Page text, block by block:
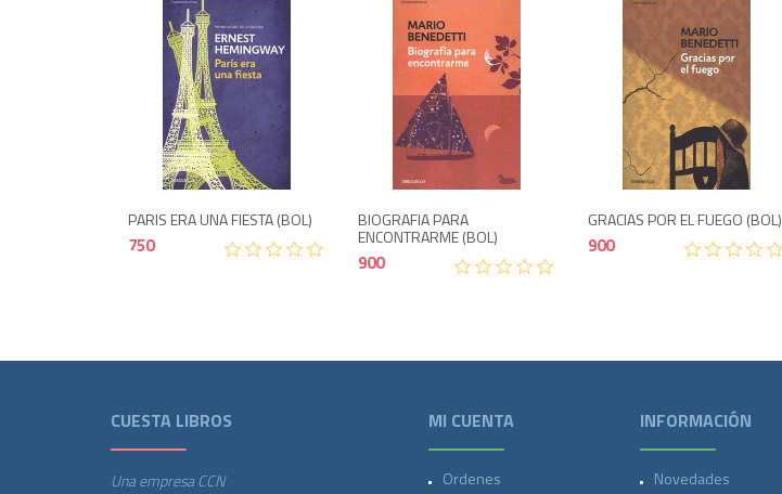
PARIS ERA UNA FIESTA (BOL)
750
Agotado
BIOGRAFIA PARA
ENCONTRARME (BOL)
900
GRACIAS POR EL FUEGO (BOL)
900
CUESTA LIBROS
Una empresa CCN
MI CUENTA
Ordenes
INFORMACIÓN
Novedades